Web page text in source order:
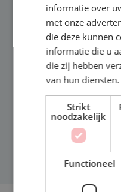
gedragscode:
informatie over
met onze
die deze kunnen
informatie die u
die zij hebben
van hun diensten.
Strikt
noodzakelijk
Functioneel